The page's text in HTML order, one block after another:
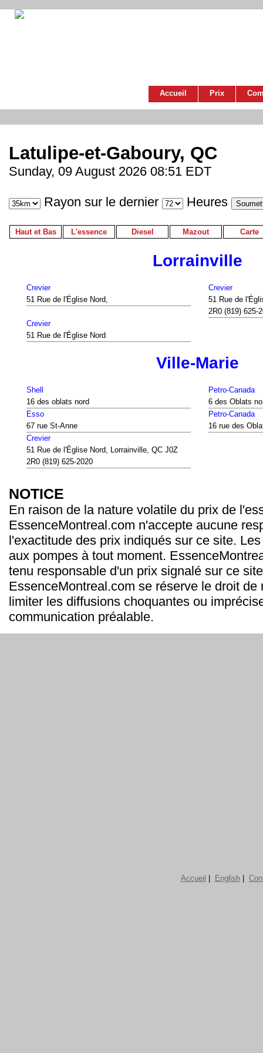
Accueil Prix
Latulipe-et-Gaboury, QC
Sunday, 09 August 2026 08:51 EDT
Rayon sur le dernier Heures
Haut et Bas L'essence Diesel Mazout Carte
Lorrainville
Crevier
51 Rue de l'Église Nord,
Crevier
51 Rue de
2R0 (819) 625-
Crevier
51 Rue de l'Église Nord
Ville-Marie
Shell
16 des oblats nord
Petro-Canada
6 des Oblats
Esso
67 rue St-Anne
Petro-Canada
16 rue des
Crevier
51 Rue de l'Église Nord, Lorrainville, QC J0Z
2R0 (819) 625-2020
NOTICE
En raison de la nature volatile du prix de
EssenceMontreal.com n'accepte aucune
l'exactitude des prix indiqués sur ce site.
aux pompes à tout moment.
tenu responsable d'un prix signalé sur ce
EssenceMontreal.com se réserve le droit de
limiter les diffusions choquantes ou
communication préalable.
Accueil English|